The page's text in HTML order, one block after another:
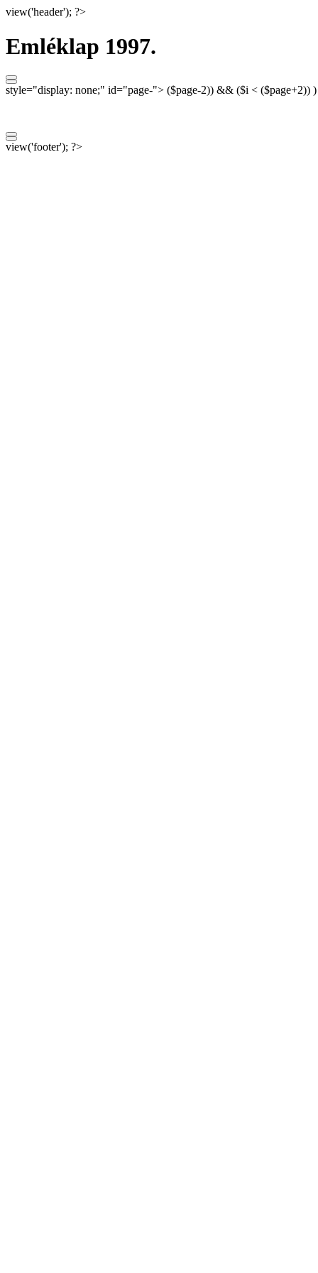
view('header'); ?>
Emléklap 1997.
style="display: none;" id="page-"> ($page-2)) && ($i < ($page+2))
view('footer'); ?>